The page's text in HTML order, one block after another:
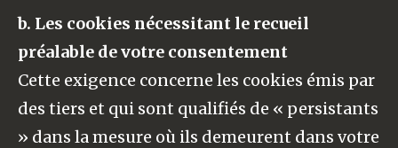
b. Les cookies nécessitant le recueil
préalable de votre consentement
Cette exigence concerne les cookies émis par
des tiers et qui sont qualifiés de « persistants
» dans la mesure où ils demeurent dans votre